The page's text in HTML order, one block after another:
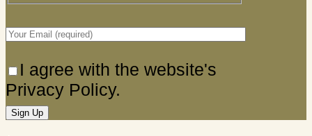
I agree with the website's
Privacy Policy.